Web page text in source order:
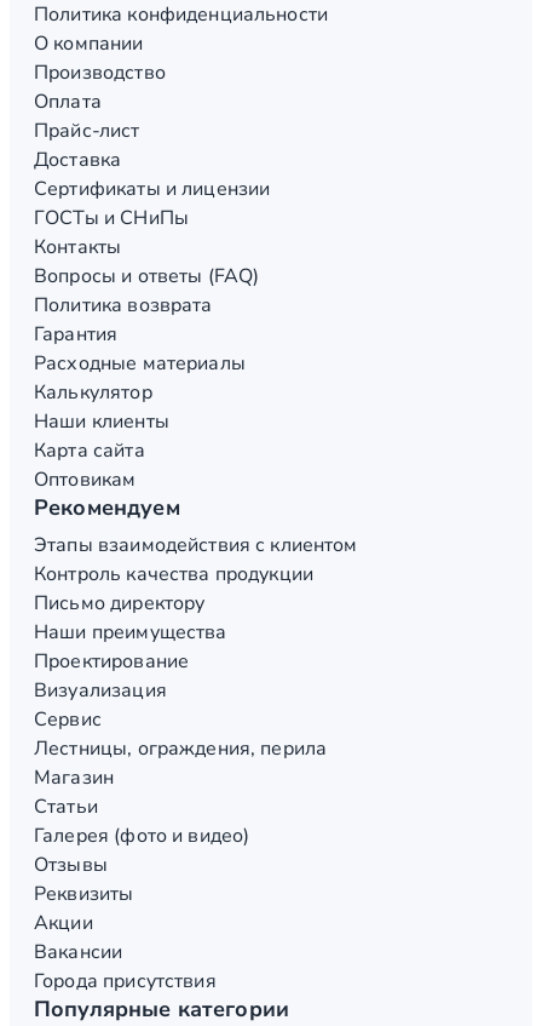
Политика конфиденциальности
О компании
Производство
Оплата
Прайс-лист
Доставка
Сертификаты и лицензии
ГОСТы и СНиПы
Контакты
Вопросы и ответы (FAQ)
Политика возврата
Гарантия
Расходные материалы
Калькулятор
Наши клиенты
Карта сайта
Оптовикам
Рекомендуем
Этапы взаимодействия с клиентом
Контроль качества продукции
Письмо директору
Наши преимущества
Проектирование
Визуализация
Сервис
Лестницы, ограждения, перила
Магазин
Статьи
Галерея (фото и видео)
Отзывы
Реквизиты
Акции
Вакансии
Города присутствия
Популярные категории